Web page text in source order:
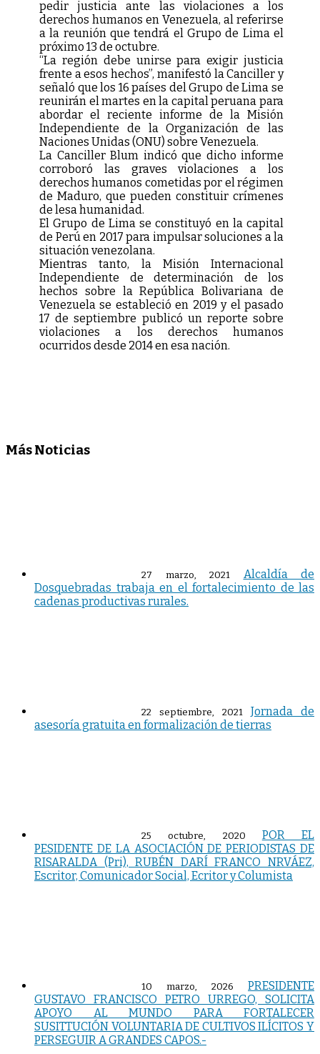
pedir justicia ante las violaciones a los
derechos humanos en Venezuela, al referirse
a la reunión que tendrá el Grupo de Lima el
próximo 13 de octubre.
“La región debe unirse para exigir justicia
frente a esos hechos”, manifestó la Canciller y
señaló que los 16 países del Grupo de Lima se
reunirán el martes en la capital peruana para
abordar el reciente informe de la Misión
Independiente de la Organización de las
Naciones Unidas (ONU) sobre Venezuela.
La Canciller Blum indicó que dicho informe
corroboró las graves violaciones a los
derechos humanos cometidas por el régimen
de Maduro, que pueden constituir crímenes
de lesa humanidad.
El Grupo de Lima se constituyó en la capital
de Perú en 2017 para impulsar soluciones a la
situación venezolana.
Mientras tanto, la Misión Internacional
Independiente de determinación de los
hechos sobre la República Bolivariana de
Venezuela se estableció en 2019 y el pasado
17 de septiembre publicó un reporte sobre
violaciones a los derechos humanos
ocurridos desde 2014 en esa nación.
Más Noticias
27 marzo, 2021
Alcaldía de
Dosquebradas trabaja en el fortalecimiento de las
cadenas productivas rurales.
22 septiembre, 2021
Jornada de
asesoría gratuita en formalización de tierras
25 octubre, 2020
POR EL
PESIDENTE DE LA ASOCIACIÓN DE PERIODISTAS DE
RISARALDA (Pri), RUBÉN DARÍ FRANCO NRVÁEZ,
Escritor, Comunicador Social, Ecritor y Columista
10 marzo, 2026
PRESIDENTE
GUSTAVO FRANCISCO PETRO URREGO, SOLICITA
APOYO AL MUNDO PARA FORTALECER
SUSITTUCIÓN VOLUNTARIA DE CULTIVOS ILÍCITOS Y
PERSEGUIR A GRANDES CAPOS.-